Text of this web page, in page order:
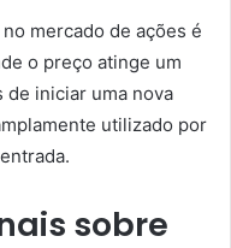
mercado de ações é
o preço atinge um
iniciar uma nova
utilizado por
sobre